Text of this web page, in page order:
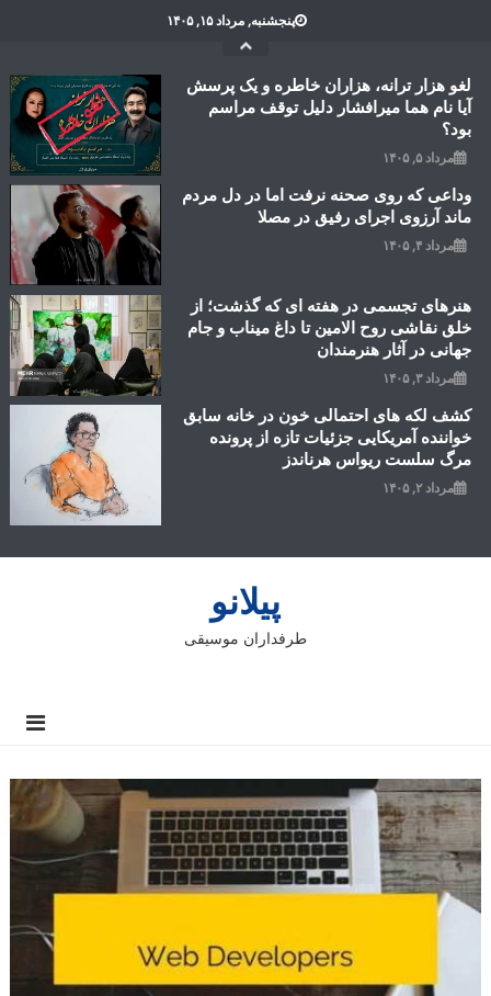
پنجشنبه, مرداد ۱۵, ۱۴۰۵
لغو هزار ترانه، هزاران خاطره و یک پرسش
آیا نام هما میرافشار دلیل توقف مراسم
بود؟
مرداد ۵, ۱۴۰۵
وداعی که روی صحنه نرفت اما در دل مردم
ماند آرزوی اجرای رفیق در مصلا
مرداد ۴, ۱۴۰۵
هنرهای تجسمی در هفته ای که گذشت؛ از
خلق نقاشی روح الامین تا داغ میناب و جام
جهانی در آثار هنرمندان
مرداد ۳, ۱۴۰۵
کشف لکه های احتمالی خون در خانه سابق
خواننده آمریکایی جزئیات تازه از پرونده
مرگ سلست ریواس هرناندز
مرداد ۲, ۱۴۰۵
پیلانو
طرفداران موسیقی